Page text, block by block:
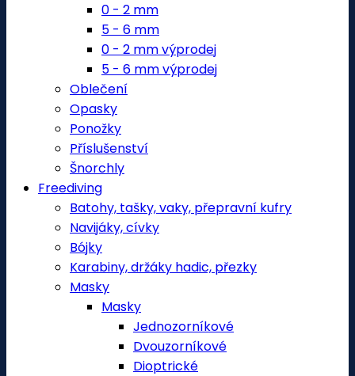
0 - 2 mm
5 - 6 mm
0 - 2 mm výprodej
5 - 6 mm výprodej
Oblečení
Opasky
Ponožky
Příslušenství
Šnorchly
Freediving
Batohy, tašky, vaky, přepravní kufry
Navijáky, cívky
Bójky
Karabiny, držáky hadic, přezky
Masky
Masky
Jednozorníkové
Dvouzorníkové
Dioptrické